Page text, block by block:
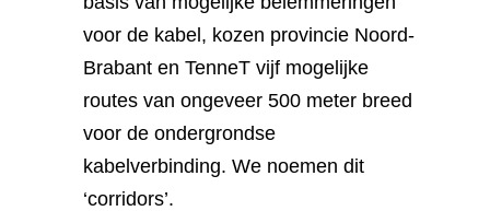
voor de kabel, kozen provincie Noord-
Brabant en TenneT vijf mogelijke
routes van ongeveer 500 meter breed
voor de ondergrondse
kabelverbinding. We noemen dit
‘corridors’.